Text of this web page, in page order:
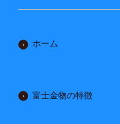
ホーム
富士金物の特徴